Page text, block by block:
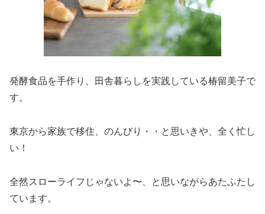
発酵食品を手作り、田舎暮らしを実践している椿留美子で
す。
東京から家族で移住、のんびり・・と思いきや、全く忙し
い！
全然スローライフじゃないよ〜、と思いながらあたふたし
ています。